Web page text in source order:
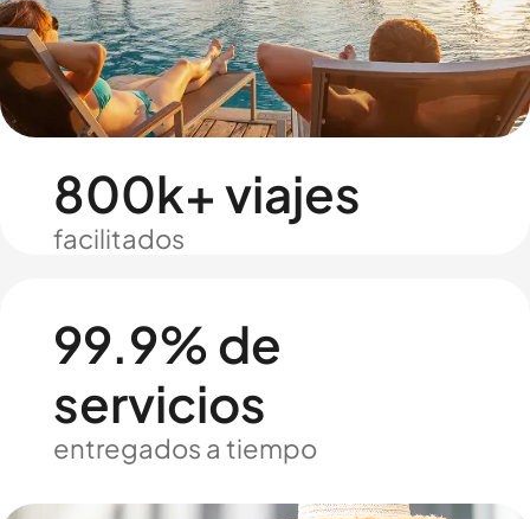
800k+ viajes
facilitados
99.9% de
servicios
entregados a tiempo